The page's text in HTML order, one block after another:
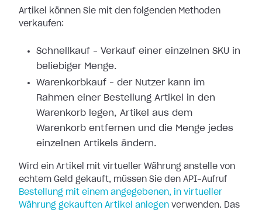
Artikel können Sie mit den folgenden Methoden
verkaufen:
Schnellkauf – Verkauf einer einzelnen SKU in
beliebiger Menge.
Warenkorbkauf – der Nutzer kann im
Rahmen einer Bestellung Artikel in den
Warenkorb legen, Artikel aus dem
Warenkorb entfernen und die Menge jedes
einzelnen Artikels ändern.
Wird ein Artikel mit virtueller Währung anstelle von
echtem Geld gekauft, müssen Sie den API-Aufruf
Bestellung mit einem angegebenen, in virtueller
Währung gekauften Artikel anlegen verwenden. Das